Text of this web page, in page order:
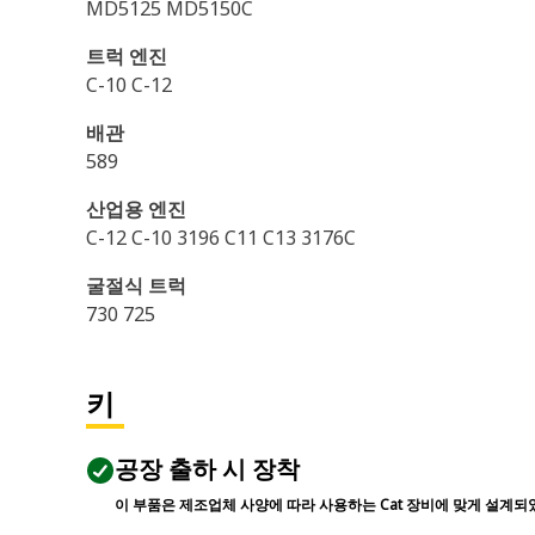
MD5125 MD5150C
트럭 엔진
C-10 C-12
배관
589
산업용 엔진
C-12 C-10 3196 C11 C13 3176C
굴절식 트럭
730 725
키
공장 출하 시 장착
이 부품은 제조업체 사양에 따라 사용하는 Cat 장비에 맞게 설계되